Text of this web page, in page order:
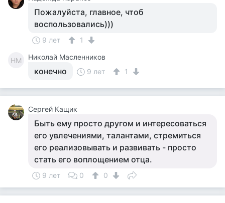
Пожалуйста, главное, чтоб
воспользовались)))
9 лет 1
НМ Николай Масленников
конечно 9 лет 1
Сергей Кащик
Быть ему просто другом и интересоваться
его увлечениями, талантами, стремиться
его реализовывать и развивать - просто
стать его воплощением отца.
9 лет 0 0